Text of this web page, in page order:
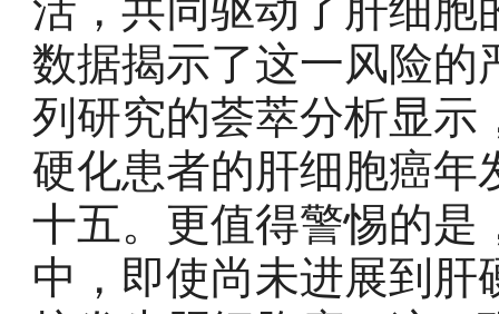
数据揭示了这一风险
列研究的荟萃分析显
硬化患者的肝细胞癌
十五。更值得警惕的
中，即使尚未进展到